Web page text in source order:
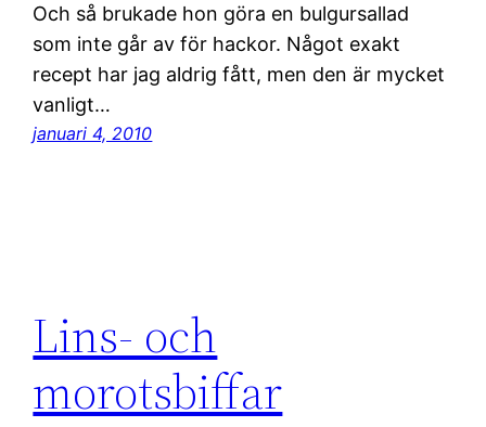
Och så brukade hon göra en bulgursallad
som inte går av för hackor. Något exakt
recept har jag aldrig fått, men den är mycket
vanligt…
januari 4, 2010
Lins- och
morotsbiffar